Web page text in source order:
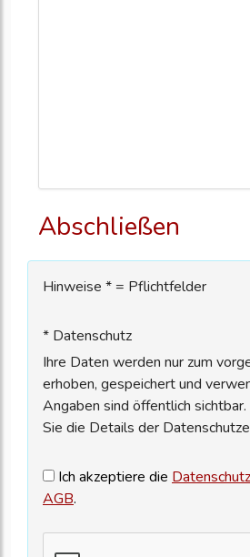
Abschließen
Hinweise * = Pflichtfelder
* Datenschutz
Ihre Daten werden nur zum
erhoben, gespeichert und
Angaben sind öffentlich
Sie die Details der
Ich akzeptiere die
AGB.